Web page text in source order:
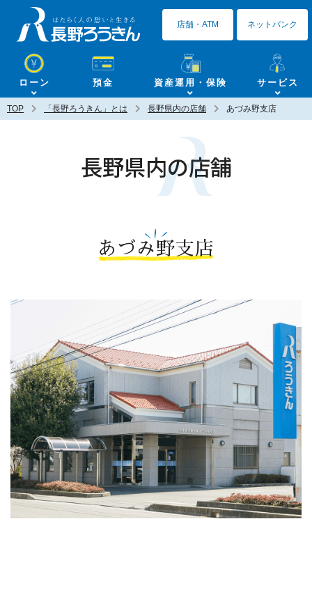
ローン 預金 資産運用・保険 サービス
店舗・ATM ネットバンク
TOP 「長野ろうきん」とは 長野県内の店舗 あづみ野支店
長野県内の店舗
あづみ野支店